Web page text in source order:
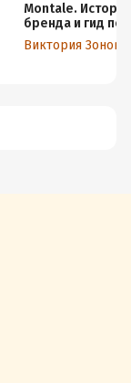
Montale. История
бренда и гид по
ароматам
Виктория Зонова